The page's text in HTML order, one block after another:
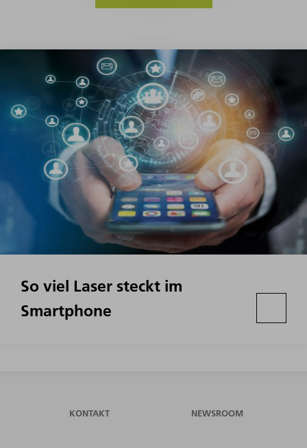
So viel Laser steckt im
Smartphone
KONTAKT NEWSROOM